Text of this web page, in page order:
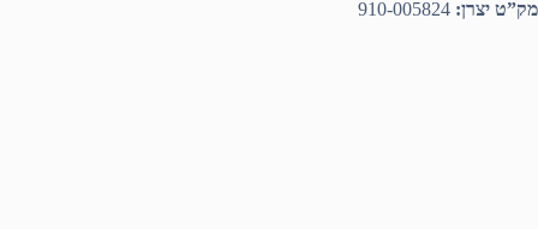
מק”ט יצרן: